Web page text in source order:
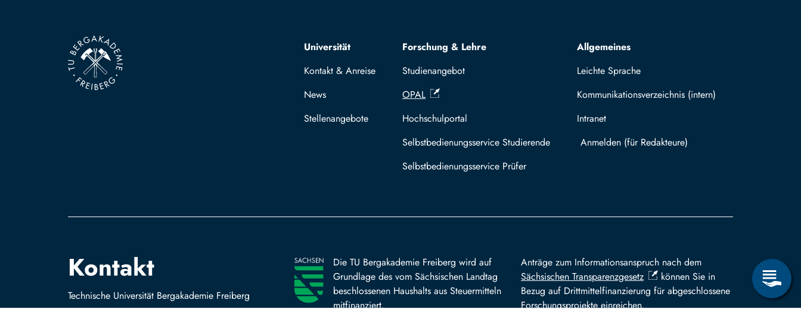
Top navigation
Universität
Kontakt & Anreise
News
Stellenangebote
Forschung & Lehre
Studienangebot
OPAL
Hochschulportal
Selbstbedienungsservice Studierende
Selbstbedienungsservice Prüfer
Allgemeines
Leichte Sprache
Kommunikationsverzeichnis (intern)
Intranet
Mit TUBAF Login anmelden
Kontakt
Technische Universität Bergakademie Freiberg
Die TU Bergakademie Freiberg wird auf
Grundlage des vom Sächsischen Landtag
beschlossenen Haushalts aus Steuermitteln
mitfinanziert.
Anträge zum Informationsanspruch nach dem
Sächsischen Transparenzgesetz
können Sie in
Bezug auf Drittmittelfinanzierung für abgeschlossene
Forschungsprojekte einreichen.